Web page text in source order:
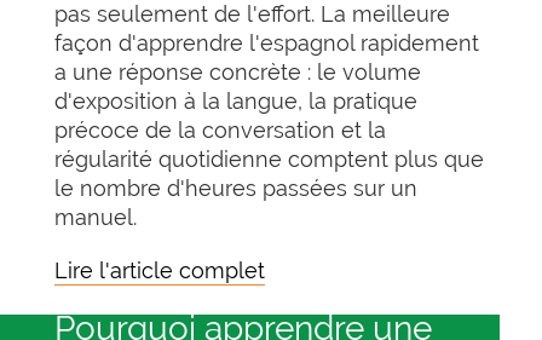
pas seulement de l'effort. La meilleure
façon d'apprendre l'espagnol rapidement
a une réponse concrète : le volume
d'exposition à la langue, la pratique
précoce de la conversation et la
régularité quotidienne comptent plus que
le nombre d'heures passées sur un
manuel.
Lire l'article complet
Pourquoi apprendre une